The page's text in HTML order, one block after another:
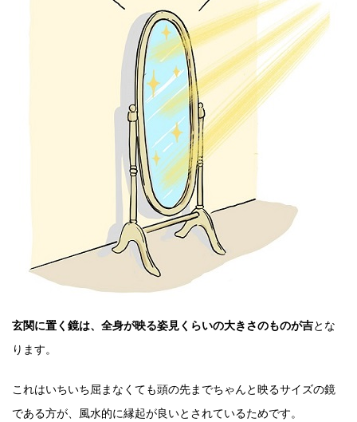
玄関に置く鏡は、全身が映る姿見くらいの大きさのものが吉とな
ります。
これはいちいち屈まなくても頭の先までちゃんと映るサイズの鏡
である方が、風水的に縁起が良いとされているためです。